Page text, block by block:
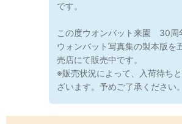
です。
この度ウオンバット来園 30周
ウォンバット写真集の製本版
売店にて販売中です。
※販売状況によって、入荷待ち
ざいます。予めご了承ください。